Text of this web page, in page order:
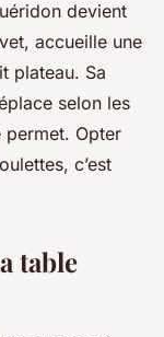
devient
accueille une
plateau. Sa
selon les
permet. Opter
c’est
table